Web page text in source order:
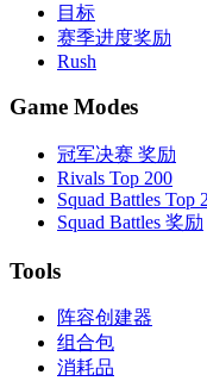
目标
赛季进度奖励
Rush
Game Modes
冠军决赛 奖励
Rivals Top 200
Squad Battles Top
Squad Battles 奖励
Tools
阵容创建器
组合包
消耗品